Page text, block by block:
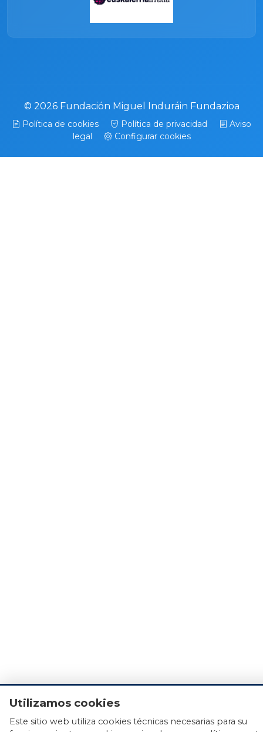
© 2026 Fundación Miguel Induráin Fundazioa
Política de cookies Política de privacidad
Aviso
legal
Configurar cookies
Utilizamos cookies
Este sitio web utiliza cookies técnicas necesarias para su